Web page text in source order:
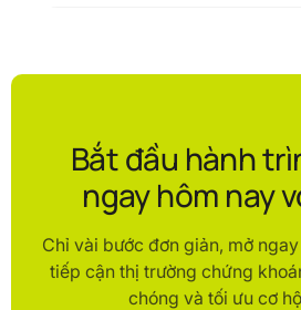
Bắt đầu hành
ngay hôm nay
Chỉ vài bước đơn giản, mở
tiếp cận thị trường chứng
chóng và tối ưu cơ